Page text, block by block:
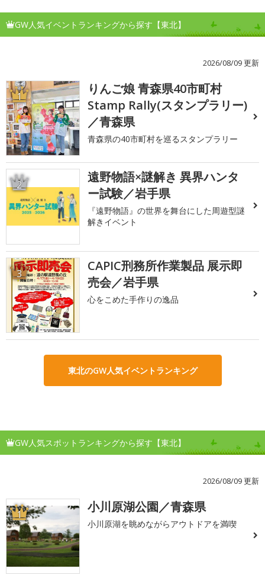
GW人気イベントランキングから探す【東北】
2026/08/09 更新
1
りんご娘 青森県40市町村
Stamp Rally(スタンプラリー)
／青森県
青森県の40市町村を巡るスタンプラリー
2
遠野物語×謎解き 異界ハンタ
ー試験／岩手県
『遠野物語』の世界を舞台にした周遊型謎
解きイベント
3
CAPIC刑務所作業製品 展示即
売会／岩手県
心をこめた手作りの逸品
東北のGW人気イベントランキング
GW人気スポットランキングから探す【東北】
2026/08/09 更新
1 小川原湖公園／青森県
小川原湖を眺めながらアウトドアを満喫